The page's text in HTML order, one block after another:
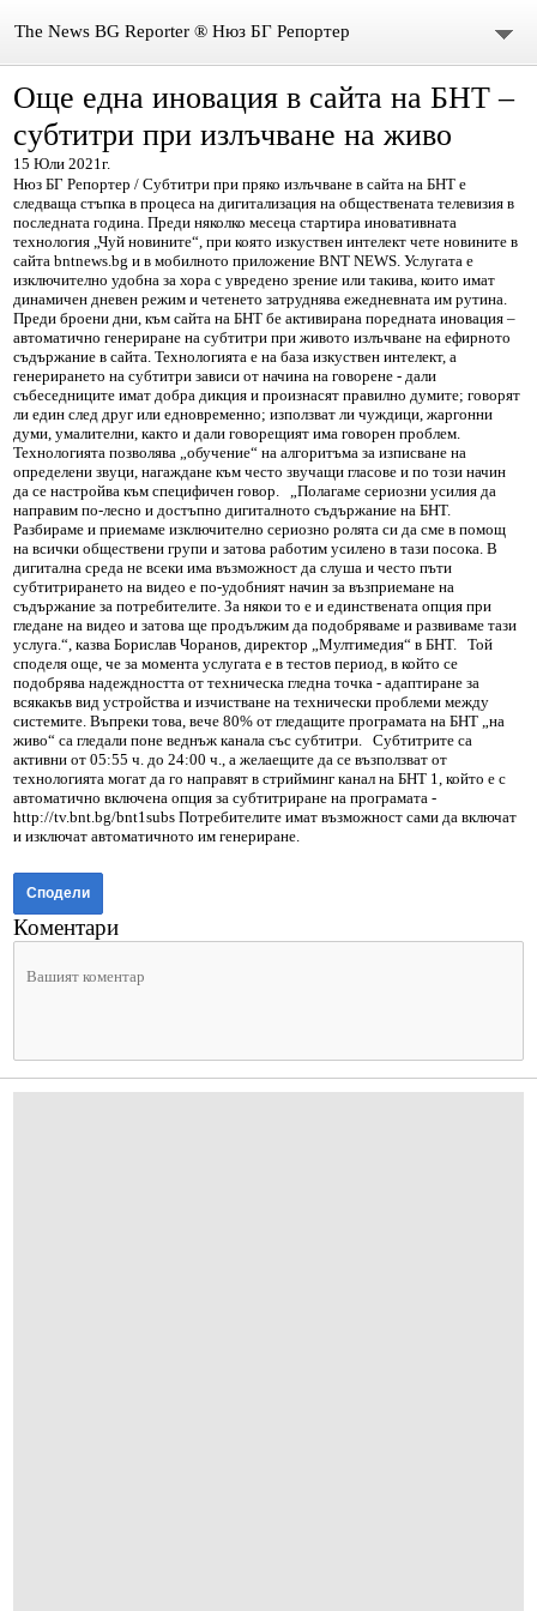
The News BG Reporter ® Нюз БГ Репортер
НОВИНИ
ЗА НАС
КОНТАКТИ
ВИДЕО
DONATION
ISSN : 3033-1684
Иван Върбанов – журналист | The News BG Reporter
РЕДАКЦИОННА ПОЛИТИКА НА THE NEWS BG REPORTER
Още една иновация в сайта на БНТ –
субтитри при излъчване на живо
15 Юли 2021г.
Нюз БГ Репортер / Субтитри при пряко излъчване в сайта на БНТ е
следваща стъпка в процеса на дигитализация на обществената телевизия в
последната година. Преди няколко месеца стартира иновативната
технология „Чуй новините“, при която изкуствен интелект чете новините в
сайта bntnews.bg и в мобилното приложение BNT NEWS. Услугата е
изключително удобна за хора с увредено зрение или такива, които имат
динамичен дневен режим и четенето затруднява ежедневната им рутина.
Преди броени дни, към сайта на БНТ бе активирана поредната иновация –
автоматично генериране на субтитри при живото излъчване на ефирното
съдържание в сайта. Технологията е на база изкуствен интелект, а
генерирането на субтитри зависи от начина на говорене - дали
събеседниците имат добра дикция и произнасят правилно думите; говорят
ли един след друг или едновременно; използват ли чуждици, жаргонни
думи, умалителни, както и дали говорещият има говорен проблем.
Технологията позволява „обучение“ на алгоритъма за изписване на
определени звуци, нагаждане към често звучащи гласове и по този начин
да се настройва към специфичен говор. „Полагаме сериозни усилия да
направим по-лесно и достъпно дигиталното съдържание на БНТ.
Разбираме и приемаме изключително сериозно ролята си да сме в помощ
на всички обществени групи и затова работим усилено в тази посока. В
дигитална среда не всеки има възможност да слуша и често пъти
субтитрирането на видео е по-удобният начин за възприемане на
съдържание за потребителите. За някои то е и единствената опция при
гледане на видео и затова ще продължим да подобряваме и развиваме тази
услуга.“, казва Борислав Чоранов, директор „Мултимедия“ в БНТ. Той
споделя още, че за момента услугата е в тестов период, в който се
подобрява надеждността от техническа гледна точка - адаптиране за
всякакъв вид устройства и изчистване на технически проблеми между
системите. Въпреки това, вече 80% от гледащите програмата на БНТ „на
живо“ са гледали поне веднъж канала със субтитри. Субтитрите са
активни от 05:55 ч. до 24:00 ч., а желаещите да се възползват от
технологията могат да го направят в стрийминг канал на БНТ 1, който е с
автоматично включена опция за субтитриране на програмата -
http://tv.bnt.bg/bnt1subs Потребителите имат възможност сами да включат
и изключат автоматичното им генериране.
Сподели
Коментари